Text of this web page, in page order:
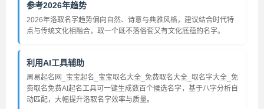
参考2026年趋势
2026年洛取名字趋势偏向自然、诗意与典雅风格，建议结合时代特
点与传统文化相融合，取一个既不落俗套又有文化底蕴的名字。
利用AI工具辅助
周易起名网_宝宝起名_宝宝取名大全_免费取名大全_取名字大全_免
费取名免费AI起名工具可一键生成数百个候选名字，基于八字分析自
动匹配，大幅提升洛取名字效率与质量。